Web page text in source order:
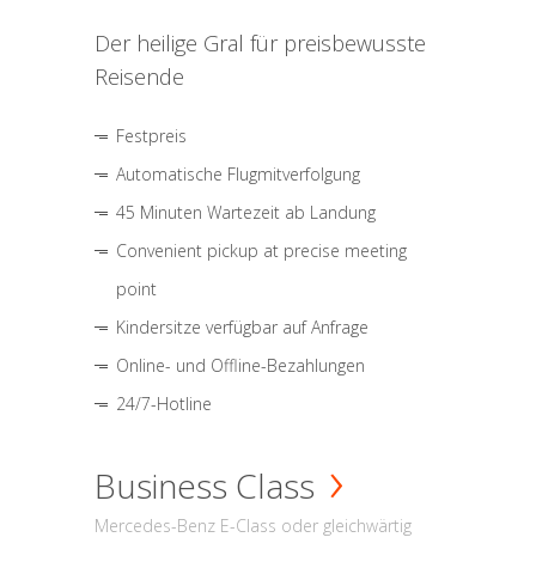
Der heilige Gral für preisbewusste
Reisende
Festpreis
Automatische Flugmitverfolgung
45 Minuten Wartezeit ab Landung
Convenient pickup at precise meeting
point
Kindersitze verfügbar auf Anfrage
Online- und Offline-Bezahlungen
24/7-Hotline
Business Class
Mercedes-Benz E-Class oder gleichwärtig